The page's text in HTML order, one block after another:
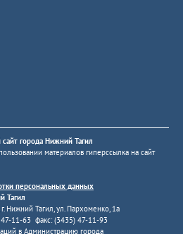
города Нижний Тагил
материалов гиперссылка на сайт
персональных данных
Тагил
Нижний Тагил, ул. Пархоменко, 1а
11-63 факс: (3435) 47-11-93
в Администрацию города